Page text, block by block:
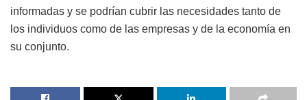
informadas y se podrían cubrir las necesidades tanto de
los individuos como de las empresas y de la economía en
su conjunto.